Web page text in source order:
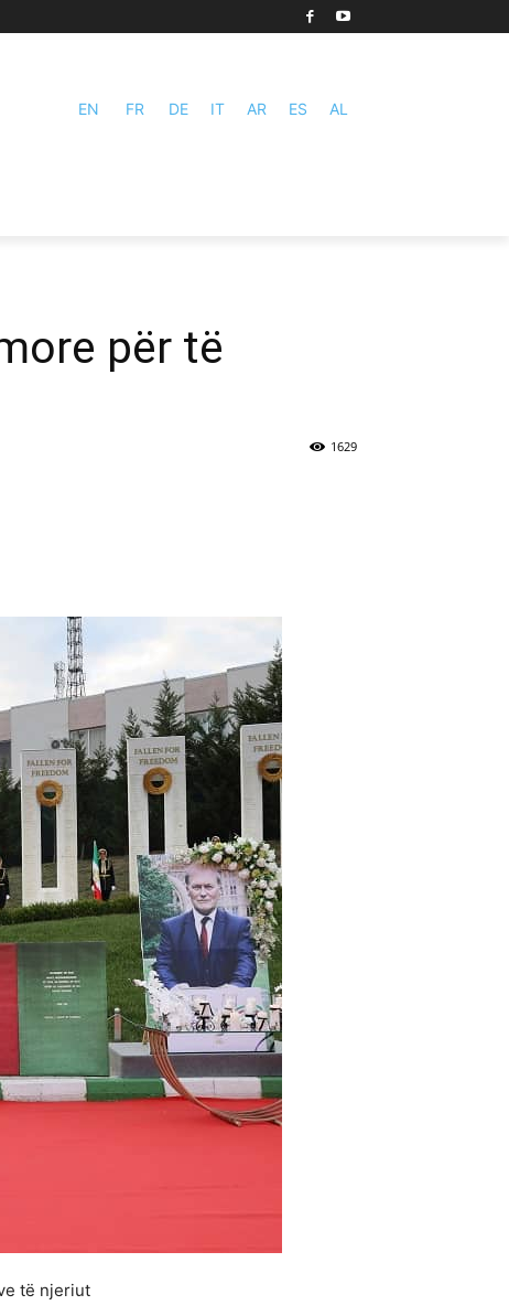
EN FR DE IT AR ES AL
për të
1629
të njeriut